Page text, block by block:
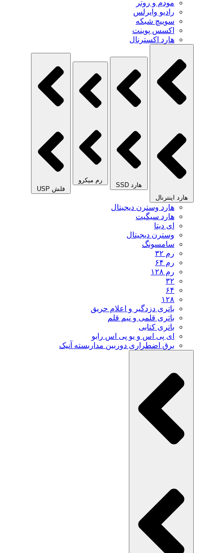
مودم و روتر
رادیو وایرلس
سوییچ شبکه
اکسس پوینت
هارد اکسترنال
هارد اینترنال
هارد SSD
رم میکرو
فلش USP
هارد وسترن دیجیتال
هارد سیگیت
ای دیتا
وسترن دیجیتال
سامسونگ
رم ۳۲
رم ۶۴
رم ۱۲۸
۳۲
۶۴
۱۲۸
باتری دزدگیر و اعلام حریق
باتری قلمی و نیم قلم
باتری کتابی
ای پی اس و یو پی اس رابو
برق اضطراری دوربین مداربسته آنیک